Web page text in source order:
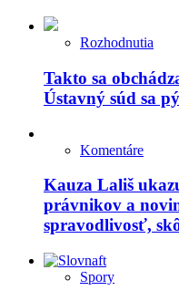
Rozhodnutia
Takto sa
Ústavný súd sa
Komentáre
Kauza Lališ
právnikov a
spravodlivosť,
Spory